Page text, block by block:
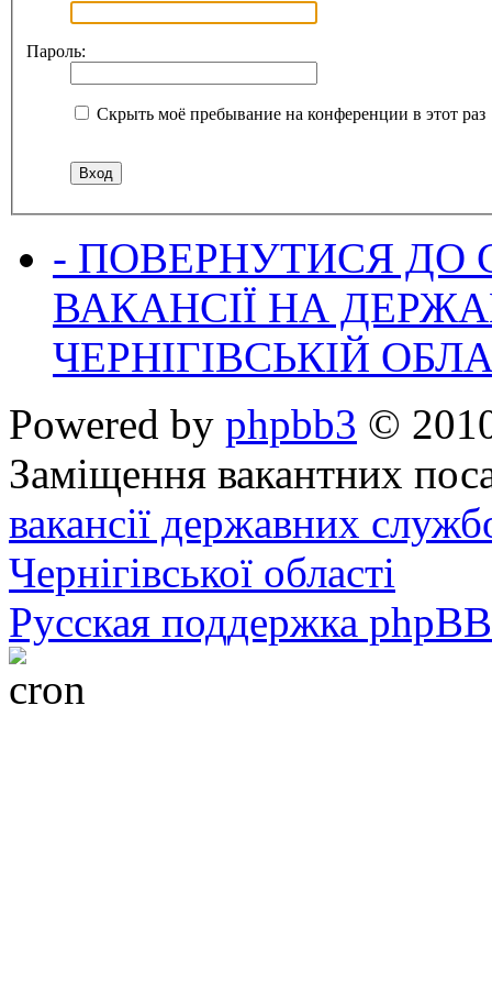
Пароль:
Скрыть моё пребывание на конференции в этот раз
- ПОВЕРНУТИСЯ ДО
ВАКАНСІЇ НА
ЧЕРНІГІВСЬКІЙ
Powered by phpbb3 ©
Заміщення вакантних
вакансії державних
Чернігівської області
Русская поддержка phpBB